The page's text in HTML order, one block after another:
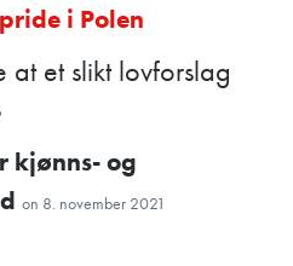
i Polen
at et slikt lovforslag
kjønns- og
on 8. november 2021